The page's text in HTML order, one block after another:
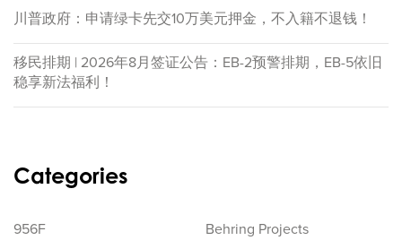
川普政府：申请绿卡先交10万美元押金，不入籍不退钱！
移民排期 | 2026年8月签证公告：EB-2预警排期，EB-5依旧
稳享新法福利！
Categories
956F
Behring Projects